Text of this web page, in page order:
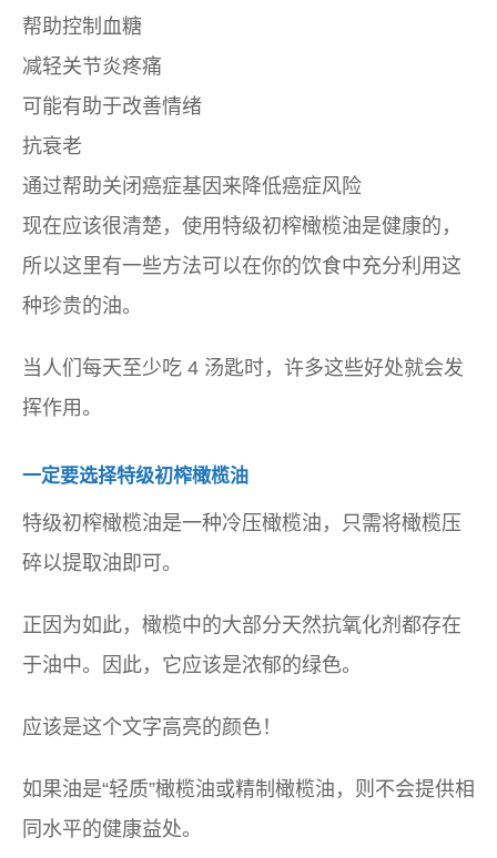
帮助控制血糖
减轻关节炎疼痛
可能有助于改善情绪
抗衰老
通过帮助关闭癌症基因来降低癌症风险
现在应该很清楚，使用特级初榨橄榄油是健康的，
所以这里有一些方法可以在你的饮食中充分利用这
种珍贵的油。
当人们每天至少吃 4 汤匙时，许多这些好处就会发
挥作用。
一定要选择特级初榨橄榄油
特级初榨橄榄油是一种冷压橄榄油，只需将橄榄压
碎以提取油即可。
正因为如此，橄榄中的大部分天然抗氧化剂都存在
于油中。因此，它应该是浓郁的绿色。
应该是这个文字高亮的颜色！
如果油是“轻质”橄榄油或精制橄榄油，则不会提供相
同水平的健康益处。